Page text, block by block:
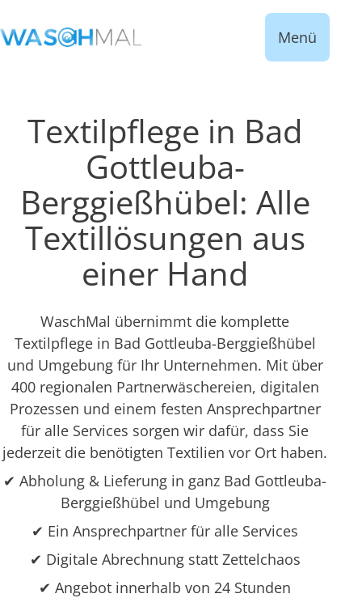
Menü
Textilpflege in Bad
Gottleuba-
Berggießhübel: Alle
Textillösungen aus
einer Hand
WaschMal übernimmt die komplette
Textilpflege in Bad Gottleuba-Berggießhübel
und Umgebung für Ihr Unternehmen. Mit über
400 regionalen Partnerwäschereien, digitalen
Prozessen und einem festen Ansprechpartner
für alle Services sorgen wir dafür, dass Sie
jederzeit die benötigten Textilien vor Ort haben.
✔ Abholung & Lieferung in ganz Bad Gottleuba-
Berggießhübel und Umgebung
✔ Ein Ansprechpartner für alle Services
✔ Digitale Abrechnung statt Zettelchaos
✔ Angebot innerhalb von 24 Stunden